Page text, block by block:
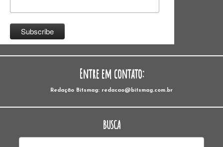
Entre em contato:
Redação Bitsmag: redacao@bitsmag.com.br
BUSCA